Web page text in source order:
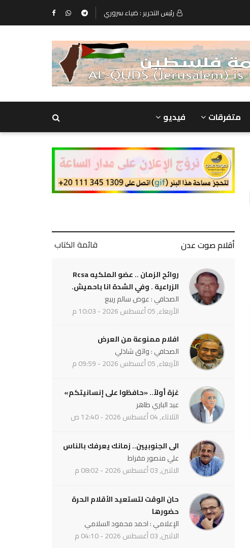
رئيس التحرير : ضياء سروري
متفرقات فيديو
أقلام صوت عدن قائمة الكتاب
روائح الزمان .. عضو الملكيه Rcsa
الزراعية . وفي الشدة انا باحميش.
الصحافي : عوض سالم ربيع
الأربعاء, 05 أغسطس 2026 - 10:03 م
افلام ممنوعة من العرض
الصحافي : واثق شاذلي
الأربعاء, 05 أغسطس 2026 - 09:59 م
غزة أولاً.. «حافظوا على إنسانيتكم»
عبد الباري طاهر
الثلاثاء, 04 أغسطس 2026 - 12:40 ص
الى الجنوبيين.. زمانك يعرفك بالناس
علي منصور مقراط
الاثنين, 03 أغسطس 2026 - 08:02 م
حان الوقت لتستعيد الأقلام الحرة
حضورها
الإعلامي : احمد محمود السلامي
الاثنين, 03 أغسطس 2026 - 04:10 م